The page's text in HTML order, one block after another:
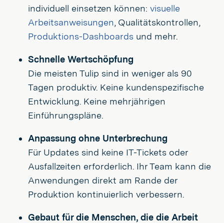
individuell einsetzen können: visuelle
Arbeitsanweisungen, Qualitätskontrollen,
Produktions-Dashboards und mehr.
Schnelle Wertschöpfung
Die meisten Tulip sind in weniger als 90
Tagen produktiv. Keine kundenspezifische
Entwicklung. Keine mehrjährigen
Einführungspläne.
Anpassung ohne Unterbrechung
Für Updates sind keine IT-Tickets oder
Ausfallzeiten erforderlich. Ihr Team kann die
Anwendungen direkt am Rande der
Produktion kontinuierlich verbessern.
Gebaut für die Menschen, die die Arbeit